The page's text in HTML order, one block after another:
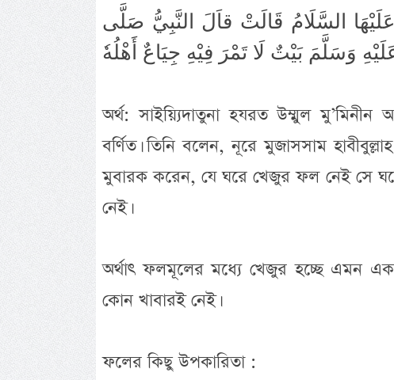
السَّلَامُ قَالَتْ قاَلَ النَّبِيُّ صَلَّى
অর্থ: সাইয়্যিদাতুনা হযরত উম্মুল মু’মিনীন
বর্ণিত। তিনি বলেন, নূরে মুজাসসাম
মুবারক করেন, যে ঘরে খেজুর ফল নেই সে
নেই।
অর্থাৎ ফলমূলের মধ্যে খেজুর হচ্ছে এমন
কোন খাবারই নেই।
ফলের কিছু উপকারিতা :